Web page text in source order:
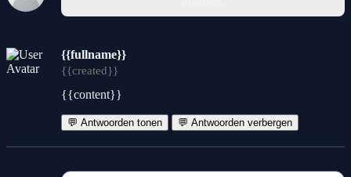
{{fullname}}
{{created}}
{{content}}
💬 Antwoorden tonen 💬 Antwoorden verbergen